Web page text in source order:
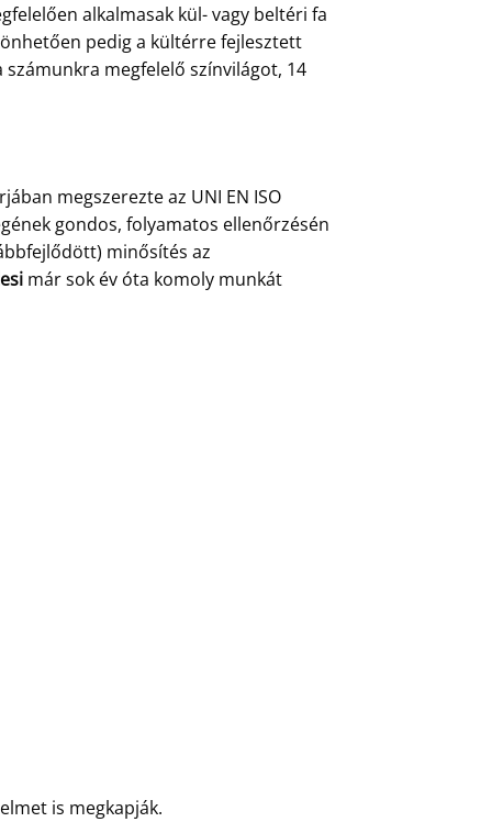
alkalmasak kül- vagy beltéri fa
pedig a kültérre fejlesztett
megfelelő színvilágot, 14
megszerezte az UNI EN ISO
gondos, folyamatos ellenőrzésén
minősítés az
már sok év óta komoly munkát
is megkapják.